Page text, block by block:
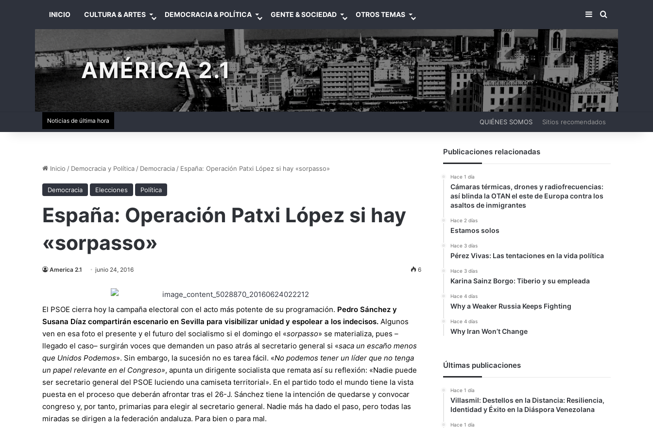
INICIO CULTURA & ARTES DEMOCRACIA & POLÍTICA GENTE & SOCIEDAD OTROS TEMAS BARRA LATERAL
BUSCAR
AMÉRICA 2.1
Noticias de última hora QUIÉNES SOMOS Sitios recomendados
Inicio / Democracia y Política / Democracia / España: Operación Patxi López si hay «sorpasso»
Democracia Elecciones Política
España: Operación Patxi López si hay
«sorpasso»
America 2.1 junio 24, 2016 6
El PSOE cierra hoy la campaña electoral con el acto más potente de su programación. Pedro Sánchez y
Susana Díaz compartirán escenario en Sevilla para visibilizar unidad y espolear a los indecisos. Algunos
ven en esa foto el presente y el futuro del socialismo si el domingo el «sorpasso» se materializa, pues –
llegado el caso– surgirán voces que demanden un paso atrás al secretario general si «saca un escaño menos
que Unidos Podemos». Sin embargo, la sucesión no es tarea fácil. «No podemos tener un líder que no tenga
un papel relevante en el Congreso», apunta un dirigente socialista que remata así su reflexión: «Nadie puede
ser secretario general del PSOE luciendo una camiseta territorial». En el partido todo el mundo tiene la vista
puesta en el proceso que deberán afrontar tras el 26-J. Sánchez tiene la intención de quedarse y convocar
congreso y, por tanto, primarias para elegir al secretario general. Nadie más ha dado el paso, pero todas las
miradas se dirigen a la federación andaluza. Para bien o para mal.
Publicaciones relacionadas
Hace 1 día
Cámaras térmicas, drones y radiofrecuencias:
así blinda la OTAN el este de Europa contra los
asaltos de inmigrantes
Hace 2 días
Estamos solos
Hace 3 días
Pérez Vivas: Las tentaciones en la vida política
Hace 3 días
Karina Sainz Borgo: Tiberio y su empleada
Hace 4 días
Why a Weaker Russia Keeps Fighting
Hace 4 días
Why Iran Won’t Change
Últimas publicaciones
Hace 1 día
Villasmil: Destellos en la Distancia: Resiliencia,
Identidad y Éxito en la Diáspora Venezolana
Hace 1 día